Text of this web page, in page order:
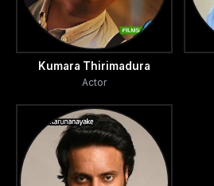
Kumara Thirimadura
Actor